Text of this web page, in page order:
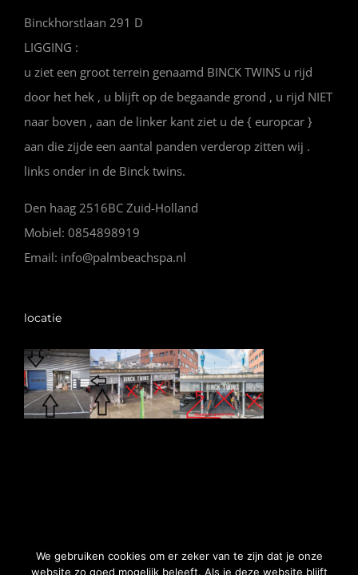
Binckhorstlaan 291 D
LIGGING :
u ziet een groot terrein genaamd BINCK TWINS u rijd
door het hek , u blijft op de begaande grond , u rijd NIET
naar boven , aan de linker kant ziet u de { europcar }
aan die zijde een aantal panden verderop zitten wij .
links onder in de Binck twins.
Den haag 2516BC Zuid-Holland
Mobiel: 0854898919
Email: info@palmbeachspa.nl
locatie
© Copyright Vip Spa | Algemene voorwaarden | Website
gemaakt door Nano Web
We gebruiken cookies om er zeker van te zijn dat je onze
website zo goed mogelijk beleeft. Als je deze website blijft